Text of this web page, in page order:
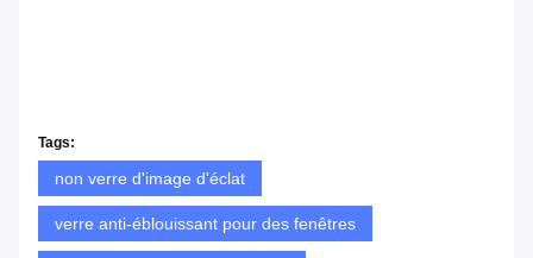
Tags:
non verre d'image d'éclat
verre anti-éblouissant pour des fenêtres